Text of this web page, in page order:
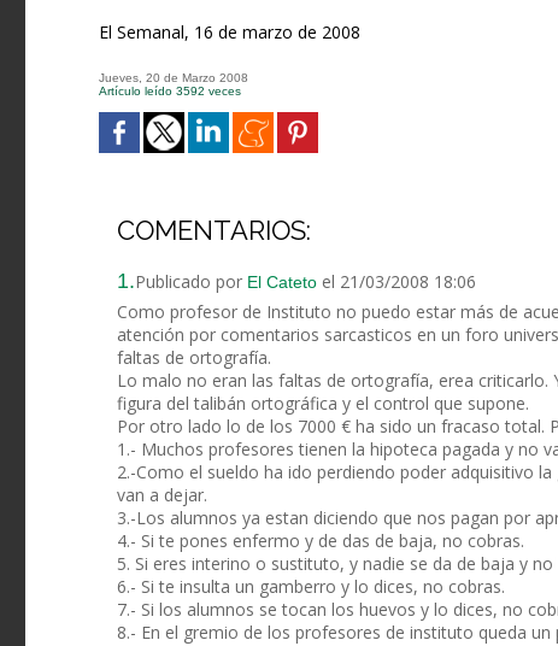
El Semanal, 16 de marzo de 2008
Jueves, 20 de Marzo 2008
Artículo leído 3592 veces
COMENTARIOS:
1.Publicado por El Cateto el 21/03/2008 18:06
Como profesor de Instituto no puedo estar más de
atención por comentarios sarcasticos en un foro
faltas de ortografía.
Lo malo no eran las faltas de ortografía, erea criticarlo.
figura del talibán ortográfica y el control que supone.
Por otro lado lo de los 7000 € ha sido un fracaso total.
1.- Muchos profesores tienen la hipoteca pagada y no
2.-Como el sueldo ha ido perdiendo poder adquisitivo
van a dejar.
3.-Los alumnos ya estan diciendo que nos pagan por
4.- Si te pones enfermo y de das de baja, no cobras.
5. Si eres interino o sustituto, y nadie se da de baja y
6.- Si te insulta un gamberro y lo dices, no cobras.
7.- Si los alumnos se tocan los huevos y lo dices, no
8.- En el gremio de los profesores de instituto queda un